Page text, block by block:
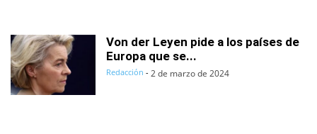
Von der Leyen pide a los países de
Europa que se...
Redacción - 2 de marzo de 2024